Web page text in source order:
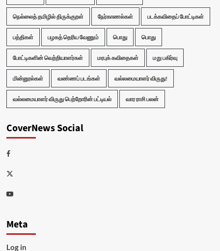
நெல்லைத் தமிழில் திருக்குறள் நேர்காணல்கள் படக்கவிதைப் போட்டிகள்
பத்திகள் பழகத் தெரிய வேணும் பொது பொது
போட்டிகளின் வெற்றியாளர்கள் மரபுக் கவிதைகள் மறு பகிர்வு
மின்னூல்கள் வண்ணப் படங்கள் வல்லமையாளர் விருது!
வல்லமையாளர் விருது பெற்றோரின் பட்டியல் வார ராசி பலன்
CoverNews Social
Facebook
Twitter
Youtube
Meta
Log in